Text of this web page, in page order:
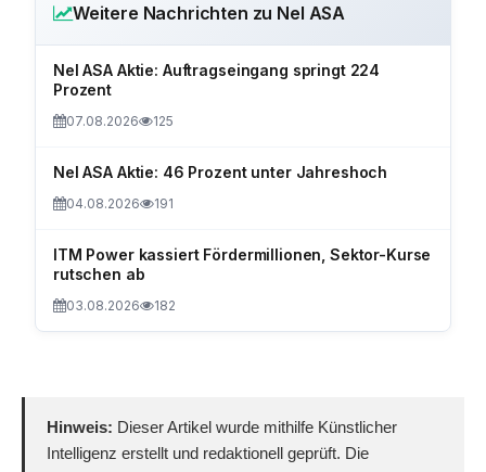
Weitere Nachrichten zu Nel ASA
Nel ASA Aktie: Auftragseingang springt 224
Prozent
07.08.2026 125
Nel ASA Aktie: 46 Prozent unter Jahreshoch
04.08.2026 191
ITM Power kassiert Fördermillionen, Sektor-Kurse
rutschen ab
03.08.2026 182
Hinweis: Dieser Artikel wurde mithilfe Künstlicher
Intelligenz erstellt und redaktionell geprüft. Die